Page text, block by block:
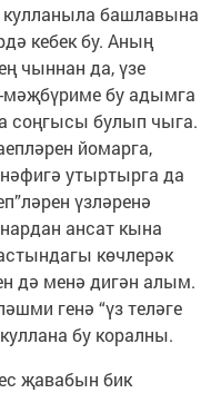
башлавына
кебек бу. Аның
чыннан да, үзе
мәҗбүриме бу адымга
соңгысы булып чыга.
йомарга,
утыртырга да
үзләренә
ансат кына
көчлерәк
дә менә дигән алым.
генә “үз теләге
бу коралны.
җавабын бик